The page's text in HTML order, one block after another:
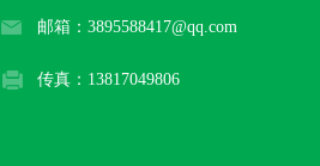
邮箱：3895588417@qq.com
传真：13817049806